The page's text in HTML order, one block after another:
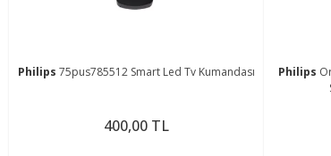
Philips 75pus785512 Smart Led Tv Kumandası
400,00 TL
Philips